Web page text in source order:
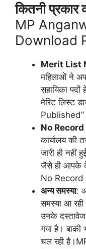
कितनी प्रकार
MP
Download
Merit List
महिलाओं ने
सहायिका
मेरिट लिस्ट
Published”
No
कार्यालय की
जारी ही नहीं
जैसे ही आपके
No Record
अन्य समस्या:
समस्या आ
उनके दस्तावेज
गया है। बाकी
चल रही